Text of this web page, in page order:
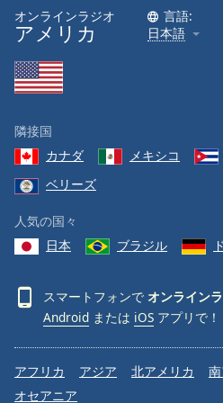
オンラインラジオ
アメリカ
言語:
日本語
隣接国
カナダ
メキシコ
ベリーズ
人気の国々
日本
ブラジル
スマートフォンで オンライン
Android または iOS アプリで！
アフリカ アジア 北アメリカ
オセアニア